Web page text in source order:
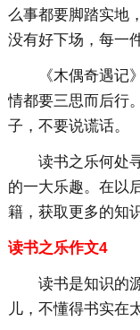
么事都要脚踏实地
没有好下场，每一
《木偶奇遇记
情都要三思而后行
子，不要说谎话。
读书之乐何处
的一大乐趣。在以
籍，获取更多的知
读书之乐作文4
读书是知识的
儿，不懂得书实在